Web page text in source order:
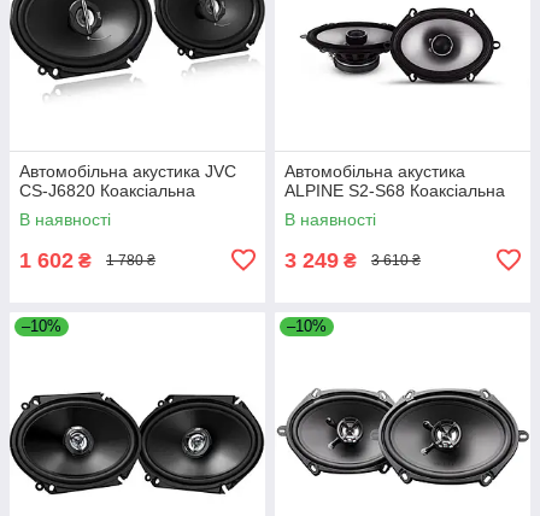
Автомобільна акустика JVC
CS-J6820 Коаксіальна
В наявності
1 602 ₴ 1 780 ₴
Автомобільна акустика
ALPINE S2-S68 Коаксіальна
В наявності
3 249 ₴ 3 610 ₴
–10% –10%